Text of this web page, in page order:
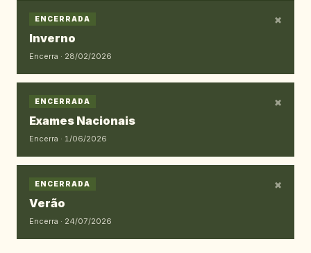
ENCERRADA
×
Inverno
Encerra · 28/02/2026
ENCERRADA
×
Exames Nacionais
Encerra · 1/06/2026
ENCERRADA
×
Verão
Encerra · 24/07/2026